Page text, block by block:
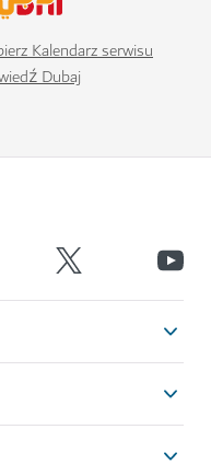
Kalendarz serwisu
Dubaj